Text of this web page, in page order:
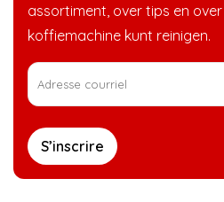
assortiment, over tips en
koffiemachine kunt reinigen.
S’inscrire